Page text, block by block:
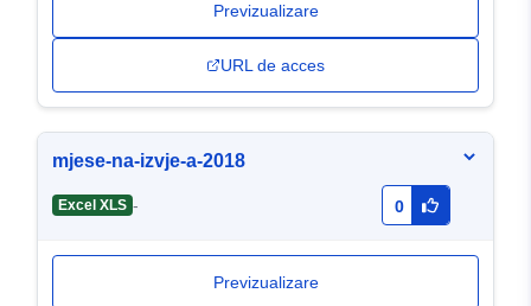
Previzualizare
URL de acces
mjese-na-izvje-a-2018
Excel XLS - 0
Previzualizare